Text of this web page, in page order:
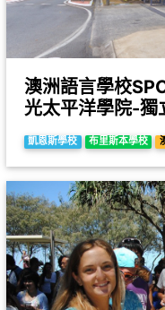
澳洲語言學校
光太平洋學院-獨
假式學習
凱恩斯學校 布里斯本學校